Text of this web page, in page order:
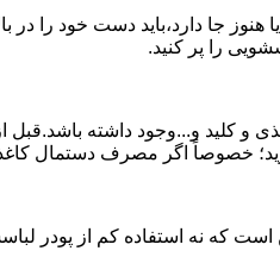
جا دارد،باید دست خود را در
و...وجود داشته باشد.قبل از
خصوصاً اگر مصرف دستمال
است که نه استفاده کم از پودر